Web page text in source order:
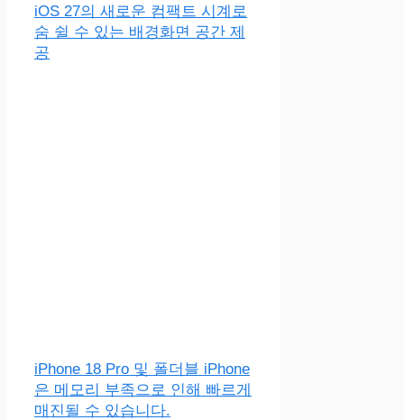
iOS 27의 새로운 컴팩트 시계로
숨 쉴 수 있는 배경화면 공간 제
공
iPhone 18 Pro 및 폴더블 iPhone
은 메모리 부족으로 인해 빠르게
매진될 수 있습니다.